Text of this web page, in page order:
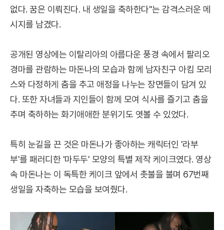
없다. 꿈은 이뤄진다. 내 생일을 축하한다"는 감격스러운 메
시지를 남겼다.
공개된 영상에는 이탈리아의 아름다운 풍경 속에서 팔리오
경마를 관람하는 마돈나의 모습과 함께 남자친구 아킴 모리
스와 다정하게 춤을 추고 애정을 나누는 장면들이 담겨 있
다. 또한 자녀들과 지인들이 함께 모여 식사를 즐기고 춤을
추며 축하하는 화기애애한 분위기도 엿볼 수 있었다.
특히 눈길을 끈 것은 마돈나가 좋아하는 캐릭터인 '라부
부'를 패러디한 '마두두' 모양의 특별 제작 케이크였다. 영상
속 마돈나는 이 독특한 케이크 앞에서 촛불을 불며 67번째
생일을 자축하는 모습을 보여줬다.